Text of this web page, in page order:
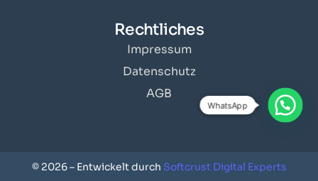
Rechtliches
Impressum
Datenschutz
AGB
© 2026 – Entwickelt durch Softcrust Digital Experts
WhatsApp